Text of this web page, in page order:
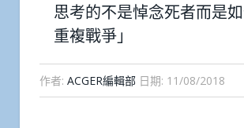
思考的不是悼念死者而是
重複戰爭」
作者: ACGER編輯部 日期: 11/08/2018